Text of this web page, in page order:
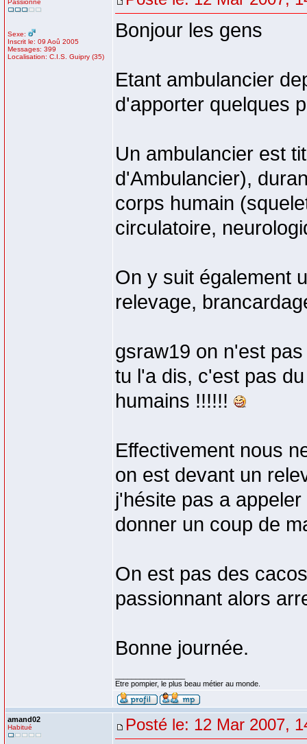
Passionné
Sexe:
Inscrit le: 09 Aoû 2005
Messages: 399
Localisation: C.I.S. Guipry (35)
Bonjour les gens
Etant ambulancier
d'apporter quelques
Un ambulancier est
d'Ambulancier),
corps humain
circulatoire,
On y suit également
relevage,
gsraw19 on n'est
tu l'a dis, c'est pas
humains !!!!!!
Effectivement nous
on est devant un
j'hésite pas a
donner un coup de
On est pas des
passionnant alors
Bonne journée.
Etre pompier, le plus beau métier au monde.
amand02
Habitué Posté le: 12 Mar 2007,